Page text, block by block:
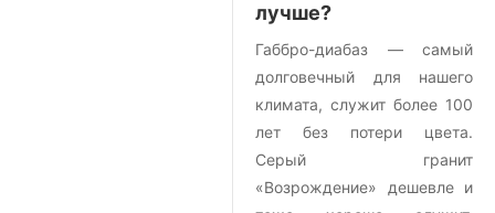
лучше?
Габбро-диабаз — самый
долговечный для нашего
климата, служит более 100
лет без потери цвета.
Серый гранит
«Возрождение» дешевле и